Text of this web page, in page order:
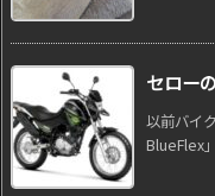
セロー
以前バイ
BlueFlex